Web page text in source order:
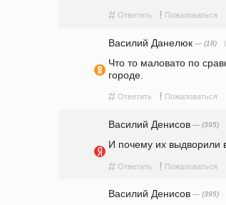
# Ответить ! Пожаловаться
Василий Данелюк — (18)
Что то маловато по
городе.
# Ответить ! Пожаловаться
Василий Денисов — (395)
И почему их выдворили
# Ответить ! Пожаловаться
Василий Денисов — (395)